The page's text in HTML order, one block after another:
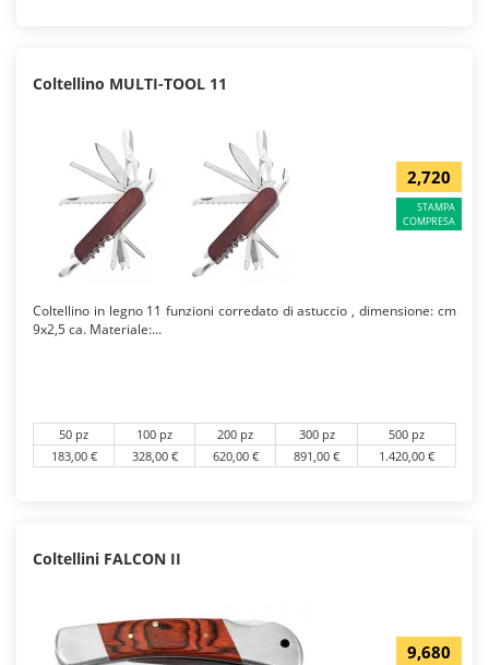
Coltellino MULTI-TOOL 11
2,720
STAMPA
COMPRESA
Coltellino in legno 11 funzioni corredato di astuccio , dimensione: cm
9x2,5 ca. Materiale:...
50 pz 100 pz 200 pz 300 pz
500 pz
183,00 €
328,00 € 620,00 € 891,00 € 1.420,00 €
Coltellini FALCON II
9,680